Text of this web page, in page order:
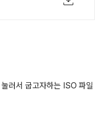
러서 굽고자하는 ISO 파일